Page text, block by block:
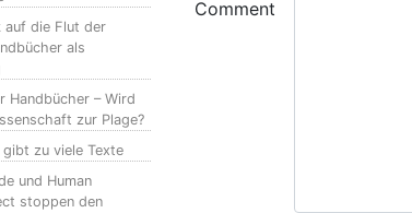
auf die Flut der
als
Handbücher – Wird
zur Plage?
zu viele Texte
und Human
stoppen den
Comment